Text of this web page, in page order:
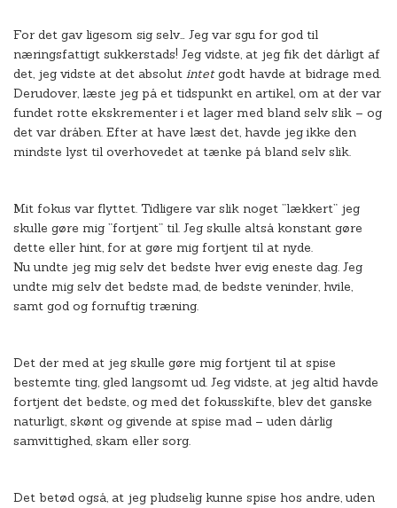
For det gav ligesom sig selv… Jeg var sgu for god til
næringsfattigt sukkerstads! Jeg vidste, at jeg fik det dårligt af
det, jeg vidste at det absolut intetgodt havde at bidrage med.
Derudover, læste jeg på et tidspunkt en artikel, om at der var
fundet rotte ekskrementer i et lager med bland selv slik – og
det var dråben. Efter at have læst det, havde jeg ikke den
mindste lyst til overhovedet at tænke på bland selv slik.
Mit fokus var flyttet. Tidligere var slik noget ”lækkert” jeg
skulle gøre mig ”fortjent” til. Jeg skulle altså konstant gøre
dette eller hint, for at gøre mig fortjent til at nyde.
Nu undte jeg mig selv det bedste hver evig eneste dag. Jeg
undte mig selv det bedste mad, de bedste veninder, hvile,
samt god og fornuftig træning.
Det der med at jeg skulle gøre mig fortjent til at spise
bestemte ting, gled langsomt ud. Jeg vidste, at jeg altid havde
fortjent det bedste, og med det fokusskifte, blev det ganske
naturligt, skønt og givende at spise mad – uden dårlig
samvittighed, skam eller sorg.
Det betød også, at jeg pludselig kunne spise hos andre, uden